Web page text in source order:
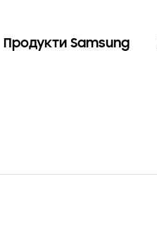
Продукти Samsung